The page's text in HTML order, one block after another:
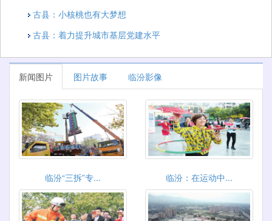
古县：小核桃也有大梦想
古县：着力提升城市基层党建水平
新闻图片 图片故事 临汾影像
临汾“三拆”专... 临汾：在运动中...